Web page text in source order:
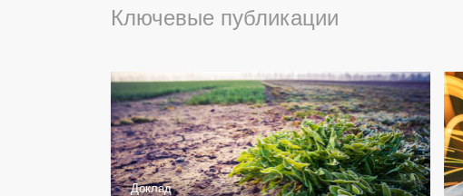
Ключевые публикации
Доклад